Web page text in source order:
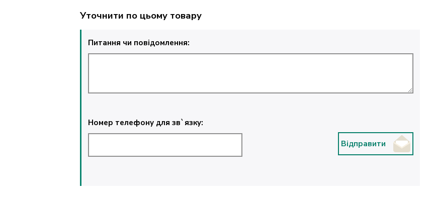
Уточнити по цьому товару
Питання чи повідомлення:
Номер телефону для зв`язку:
Відправити